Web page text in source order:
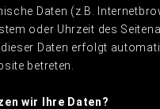
Daten (z.B.
oder Uhrzeit des
Daten erfolgt
betreten.
wir Ihre Daten?